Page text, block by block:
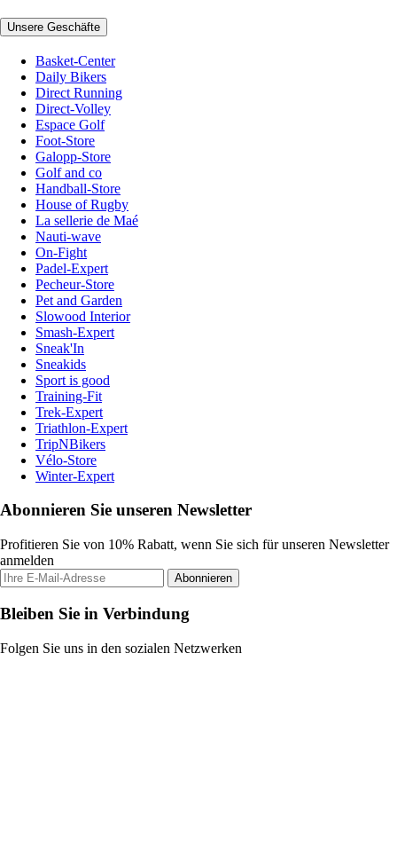
Unsere Geschäfte
Basket-Center
Daily Bikers
Direct Running
Direct-Volley
Espace Golf
Foot-Store
Galopp-Store
Golf and co
Handball-Store
House of Rugby
La sellerie de Maé
Nauti-wave
On-Fight
Padel-Expert
Pecheur-Store
Pet and Garden
Slowood Interior
Smash-Expert
Sneak'In
Sneakids
Sport is good
Training-Fit
Trek-Expert
Triathlon-Expert
TripNBikers
Vélo-Store
Winter-Expert
Abonnieren Sie unseren Newsletter
Profitieren Sie von 10% Rabatt, wenn Sie sich für unseren Newsletter
anmelden
Abonnieren
Bleiben Sie in Verbindung
Folgen Sie uns in den sozialen Netzwerken